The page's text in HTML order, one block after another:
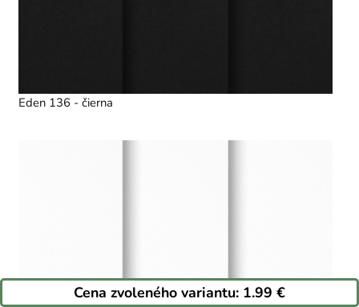
Eden 136 - čierna
Cena zvoleného variantu: 1.99 €